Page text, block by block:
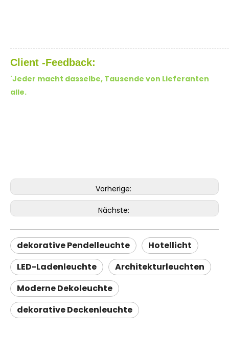
Client -Feedback:
'Jeder macht dasselbe, Tausende von Lieferanten
alle.
Vorherige:
Nächste:
dekorative Pendelleuchte
Hotellicht
LED-Ladenleuchte
Architekturleuchten
Moderne Dekoleuchte
dekorative Deckenleuchte